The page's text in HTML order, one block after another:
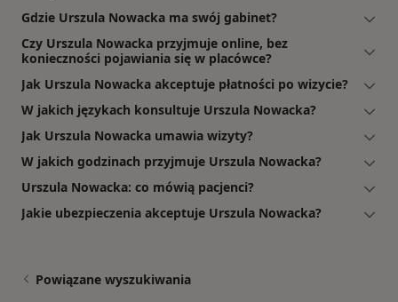
Gdzie Urszula Nowacka ma swój gabinet?
Czy Urszula Nowacka przyjmuje online, bez
konieczności pojawiania się w placówce?
Jak Urszula Nowacka akceptuje płatności po wizycie?
W jakich językach konsultuje Urszula Nowacka?
Jak Urszula Nowacka umawia wizyty?
W jakich godzinach przyjmuje Urszula Nowacka?
Urszula Nowacka: co mówią pacjenci?
Jakie ubezpieczenia akceptuje Urszula Nowacka?
Powiązane wyszukiwania